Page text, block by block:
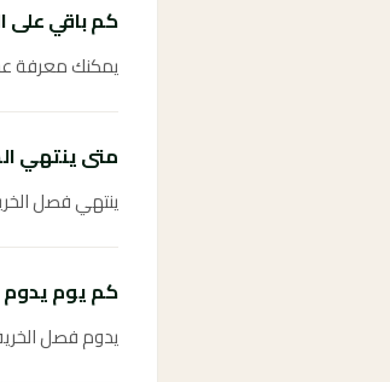
كم باقي على
يمكنك معرفة عدد
متى ينتهي
ينتهي فصل الخريف 2027 في ٢٢ رجب ١٤٤٩ هـ ويبدأ بعده فصل
كم يوم
يدوم فصل الخريف فلكياً نحو 90 يوماً، من الثالث